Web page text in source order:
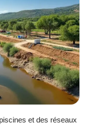
et des réseaux